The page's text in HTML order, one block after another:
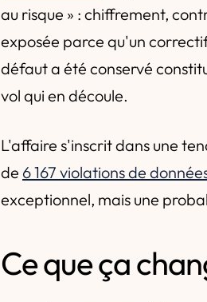
au risque » : chiffrement,
exposée parce qu'un
défaut a été conservé
vol qui en découle.
L'affaire s'inscrit dans une
de 6 167 violations de
exceptionnel, mais une
Ce que ça